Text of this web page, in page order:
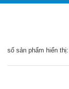
số sản phẩm hiển thị: